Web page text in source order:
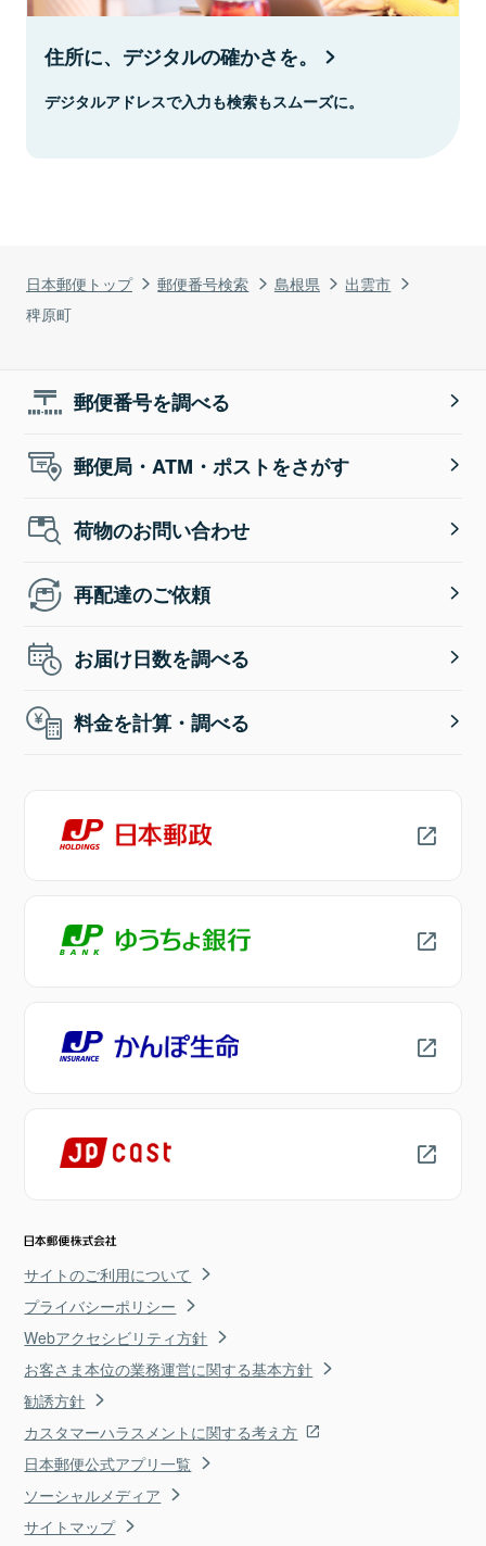
日本郵便トップ 郵便番号検索 島根県
出雲市
稗原町
住所に、デジタルの確かさを。
デジタルアドレスで入力も検索もスムーズに。
郵便番号を調べる
郵便局・ATM・ポストをさがす
荷物のお問い合わせ
再配達のご依頼
お届け日数を調べる
料金を計算・調べる
サイトのご利用について
プライバシーポリシー
Webアクセシビリティ方針
お客さま本位の業務運営に関する基本方針
勧誘方針
カスタマーハラスメントに関する考え方
日本郵便公式アプリ一覧
ソーシャルメディア
サイトマップ